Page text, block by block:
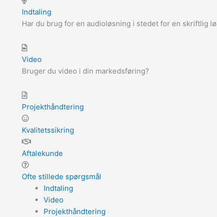
Indtaling
Har du brug for en audioløsning i stedet for en skriftlig
Video
Bruger du video i din markedsføring?
Projekthåndtering
Kvalitetssikring
Aftalekunde
Ofte stillede spørgsmål
Indtaling
Video
Projekthåndtering